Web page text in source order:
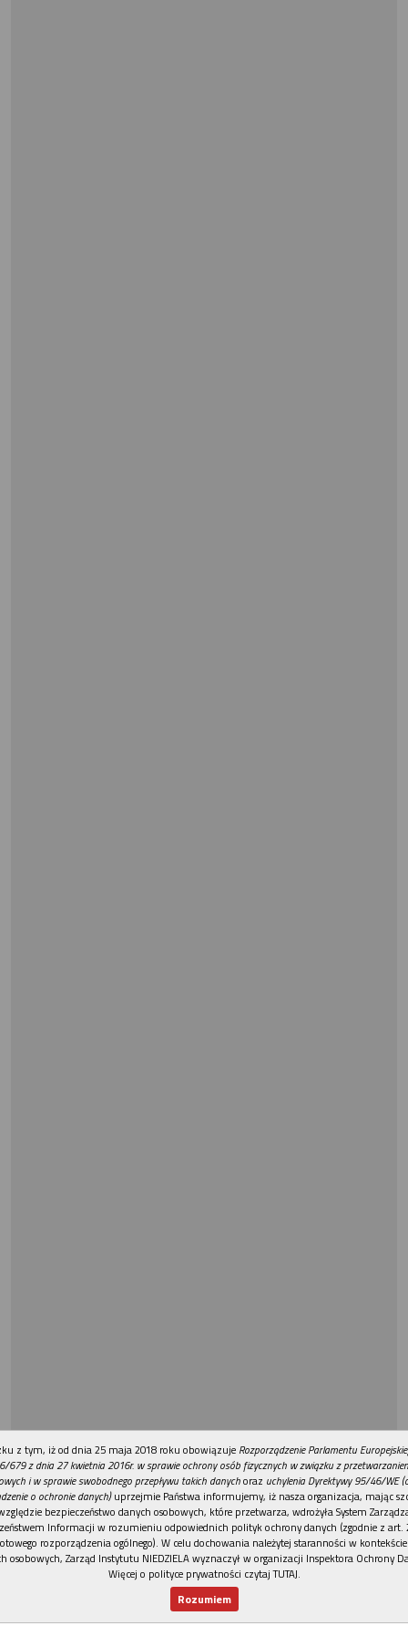
REKLAMA
z tym, iż od dnia 25 maja 2018 roku obowiązuje Rozporządzenie Parlamentu
679 z dnia 27 kwietnia 2016r. w sprawie ochrony osób fizycznych w związku z
i w sprawie swobodnego przepływu takich danychoraz uchylenia Dyrektywy 95/46/WE
o ochronie danych)uprzejmie Państwa informujemy, iż nasza organizacja, mając
bezpieczeństwo danych osobowych, które przetwarza, wdrożyła System
Informacji w rozumieniu odpowiednich polityk ochrony danych (zgodnie z art.
rozporządzenia ogólnego). W celu dochowania należytej staranności w
osobowych, Zarząd Instytutu NIEDZIELA wyznaczył w organizacji Inspektora Ochrony
Więcej o polityce prywatności czytaj TUTAJ.
Rozumiem